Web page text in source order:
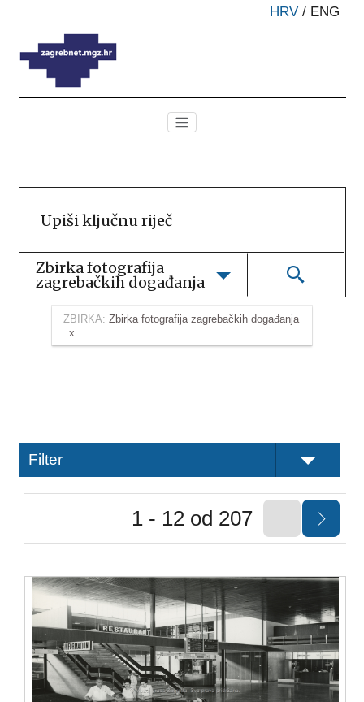
HRV / ENG
Zbirka fotografija
zagrebačkih događanja
ZBIRKA: Zbirka fotografija zagrebačkih događanja
Filter
1 - 12 od 207